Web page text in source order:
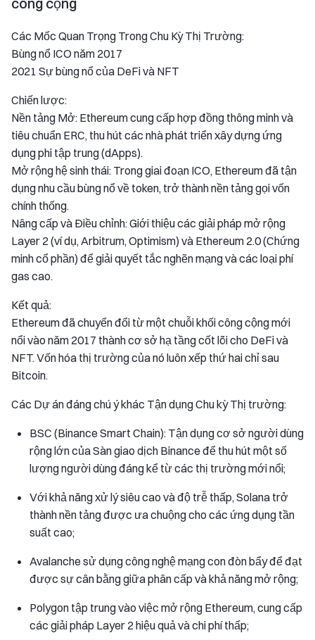
Các Mốc Quan Trọng Trong Chu Kỳ Thị Trường:
Bùng nổ ICO năm 2017
2021 Sự bùng nổ của DeFi và NFT
Chiến lược:
Nền tảng Mở: Ethereum cung cấp hợp đồng thông minh và
tiêu chuẩn ERC, thu hút các nhà phát triển xây dựng ứng
dụng phi tập trung (dApps).
Mở rộng hệ sinh thái: Trong giai đoạn ICO, Ethereum đã tận
dụng nhu cầu bùng nổ về token, trở thành nền tảng gọi vốn
chính thống.
Nâng cấp và Điều chỉnh: Giới thiệu các giải pháp mở rộng
Layer 2 (ví dụ, Arbitrum, Optimism) và Ethereum 2.0 (Chứng
minh cổ phần) để giải quyết tắc nghẽn mạng và các loại phí
gas cao.
Kết quả:
Ethereum đã chuyển đổi từ một chuỗi khối công cộng mới
nổi vào năm 2017 thành cơ sở hạ tầng cốt lõi cho DeFi và
NFT. Vốn hóa thị trường của nó luôn xếp thứ hai chỉ sau
Bitcoin.
Các Dự án đáng chú ý khác Tận dụng Chu kỳ Thị trường:
BSC (Binance Smart Chain): Tận dụng cơ sở người dùng
rộng lớn của Sàn giao dịch Binance để thu hút một số
lượng người dùng đáng kể từ các thị trường mới nổi;
Với khả năng xử lý siêu cao và độ trễ thấp, Solana trở
thành nền tảng được ưa chuộng cho các ứng dụng tần
suất cao;
Avalanche sử dụng công nghệ mạng con đòn bẩy để đạt
được sự cân bằng giữa phân cấp và khả năng mở rộng;
Polygon tập trung vào việc mở rộng Ethereum, cung cấp
các giải pháp Layer 2 hiệu quả và chi phí thấp;